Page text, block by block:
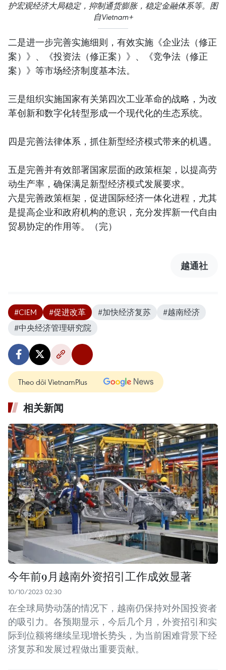
护宏观经济大局稳定，抑制通货膨胀，稳定金融体系等。图
自Vietnam+
二是进一步完善实施细则，有效实施《企业法（修正
案）》、《投资法（修正案）》、《竞争法（修正
案）》等市场经济制度基本法。
三是组织实施国家有关第四次工业革命的战略，为改
革创新和数字化转型形成一个现代化的生态系统。
四是完善法律体系，抓住新型经济模式带来的机遇。
五是完善并有效部署国家层面的政策框架，以提高劳
动生产率，确保满足新型经济模式发展要求。
六是完善政策框架，促进国际经济一体化进程，尤其
是提高企业和政府机构的意识，充分发挥新一代自由
贸易协定的作用等。（完）
越通社
#CIEM #促进改革 #加快经济复苏
#越南经济
#中央经济管理研究院
Theo dõi VietnamPlus
相关新闻
今年前9月越南外资招引工作成效显著
10/10/2023 02:30
在全球局势动荡的情况下，越南仍保持对外国投资者
的吸引力。各预期显示，今后几个月，外资招引和实
际到位额将继续呈现增长势头，为当前困难背景下经
济复苏和发展过程做出重要贡献。